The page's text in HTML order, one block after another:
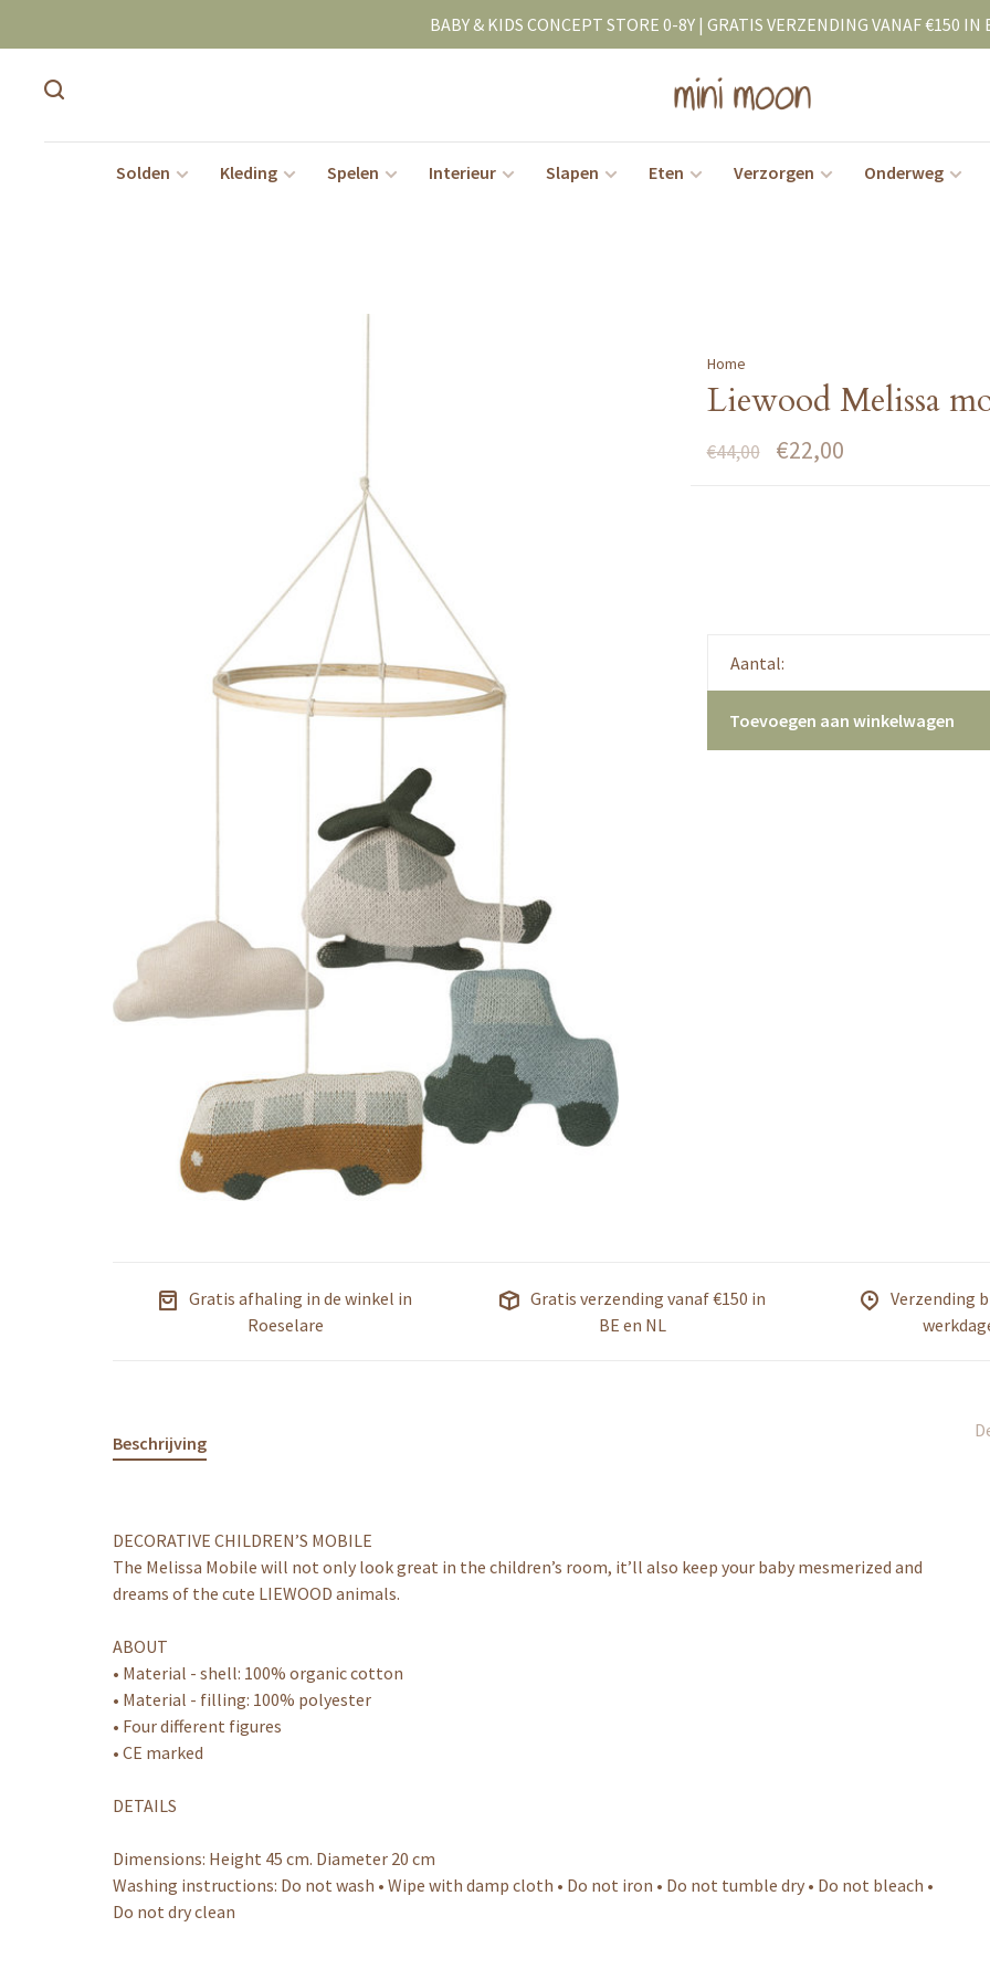
BABY & KIDS CONCEPT STORE 0-8Y | GRATIS VERZENDING VANAF €150 IN
Solden Kleding Spelen Interieur Slapen Eten Verzorgen Onderweg
Home
Liewood Melissa
€44,00 €22,00
Aantal:
Toevoegen aan winkelwagen
Gratis afhaling in de winkel in
Roeselare
Gratis verzending vanaf €150 in
BE en NL
Verzending
Beschrijving
DECORATIVE CHILDREN’S MOBILE
The Melissa Mobile will not only look great in the children’s room, it’ll also keep your baby mesmerized and
dreams of the cute LIEWOOD animals.
ABOUT
• Material - shell: 100% organic cotton
• Material - filling: 100% polyester
• Four different figures
• CE marked
DETAILS
Dimensions: Height 45 cm. Diameter 20 cm
Washing instructions: Do not wash • Wipe with damp cloth • Do not iron • Do not tumble dry • Do not bleach •
Do not dry clean